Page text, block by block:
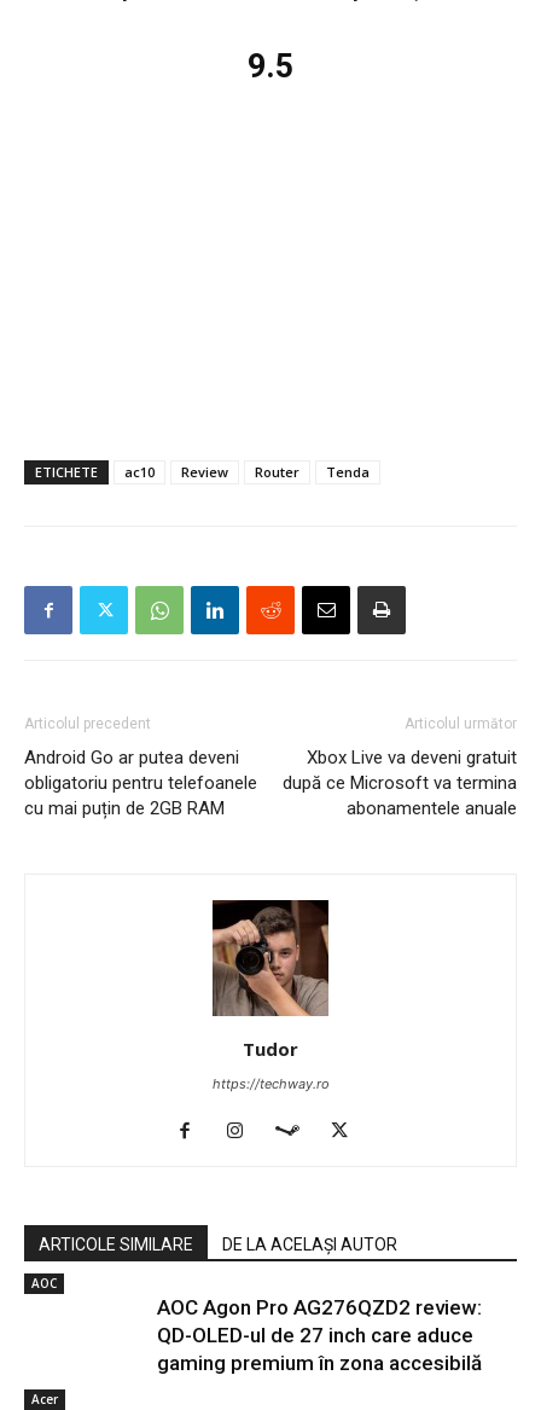
9.5
ETICHETE ac10 Review Router Tenda
Articolul precedent
Android Go ar putea deveni
obligatoriu pentru telefoanele
cu mai puțin de 2GB RAM
Articolul următor
Xbox Live va deveni gratuit
după ce Microsoft va termina
abonamentele anuale
Tudor
https://techway.ro
ARTICOLE SIMILARE DE LA ACELAȘI AUTOR
AOC
AOC Agon Pro AG276QZD2 review:
QD-OLED-ul de 27 inch care aduce
gaming premium în zona accesibilă
Acer